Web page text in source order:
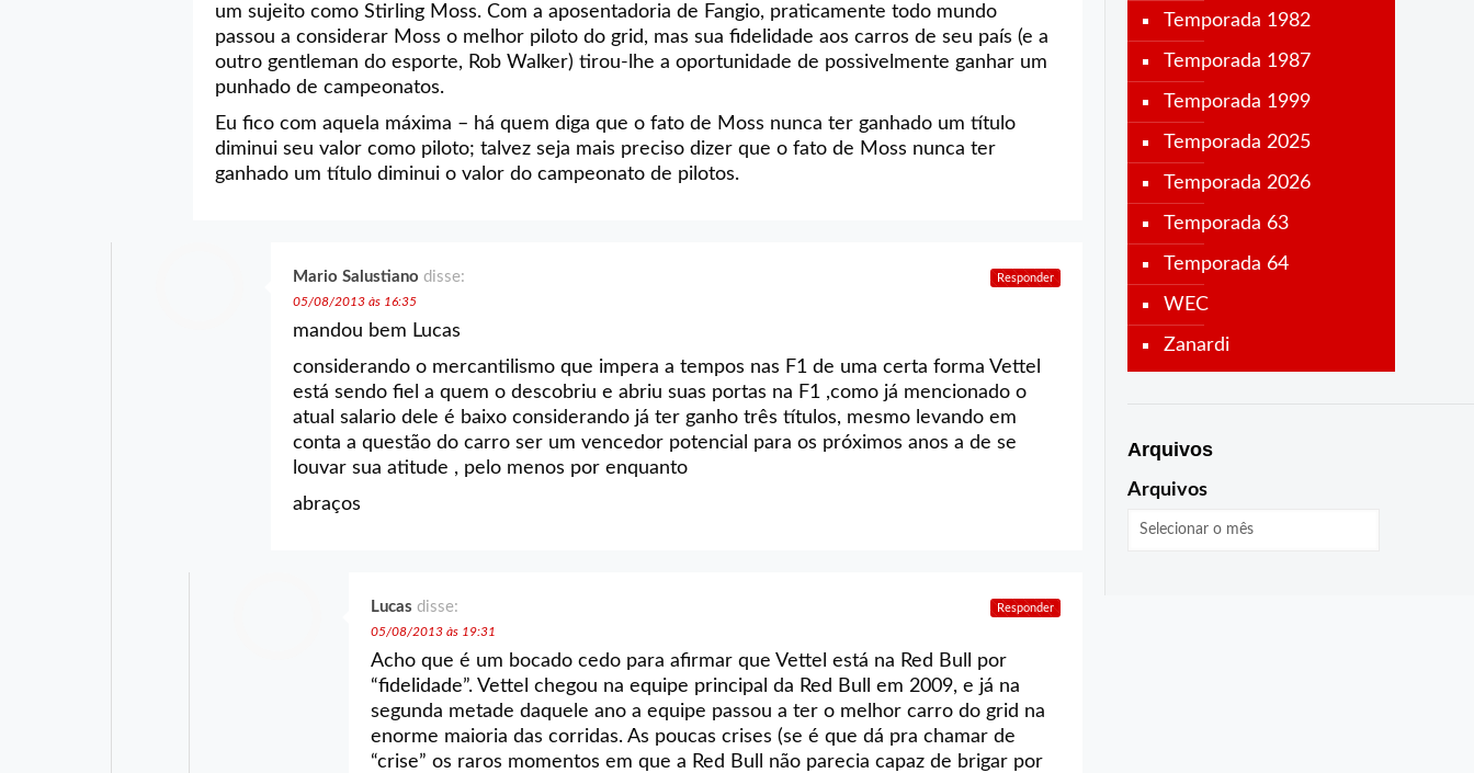
um sujeito como Stirling Moss. Com a aposentadoria de Fangio, praticamente todo mundo
passou a considerar Moss o melhor piloto do grid, mas sua fidelidade aos carros de seu país (e a
outro gentleman do esporte, Rob Walker) tirou-lhe a oportunidade de possivelmente ganhar um
punhado de campeonatos.
Eu fico com aquela máxima – há quem diga que o fato de Moss nunca ter ganhado um título
diminui seu valor como piloto; talvez seja mais preciso dizer que o fato de Moss nunca ter
ganhado um título diminui o valor do campeonato de pilotos.
Mario Salustiano disse:
05/08/2013 às 16:35
mandou bem Lucas
considerando o mercantilismo que impera a tempos nas F1 de uma certa forma Vettel
está sendo fiel a quem o descobriu e abriu suas portas na F1 ,como já mencionado o
atual salario dele é baixo considerando já ter ganho três títulos, mesmo levando em
conta a questão do carro ser um vencedor potencial para os próximos anos a de se
louvar sua atitude , pelo menos por enquanto
abraços
Responder
Lucas disse:
05/08/2013 às 19:31
Acho que é um bocado cedo para afirmar que Vettel está na Red Bull por
“fidelidade”. Vettel chegou na equipe principal da Red Bull em 2009, e já na
segunda metade daquele ano a equipe passou a ter o melhor carro do grid na
enorme maioria das corridas. As poucas crises (se é que dá pra chamar de
“crise” os raros momentos em que a Red Bull não parecia capaz de brigar por
Responder
Temporada 1982
Temporada 1987
Temporada 1999
Temporada 2025
Temporada 2026
Temporada 63
Temporada 64
WEC
Zanardi
Arquivos
Arquivos